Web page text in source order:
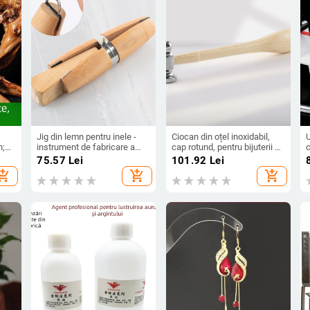
și
Jig din lemn pentru inele -
instrument de fabricare a
bijuteriilor, dop clip-on,
personalizabil, mărci private
susținute, iarna 2024
75.57 Lei
add_shopping_cart
Ciocan din oțel inoxidabil,
cap rotund, pentru bijuterii și
prelucrarea pielii, unealtă de
aurire, mâner din lemn
101.92 Lei
add_shopping_cart